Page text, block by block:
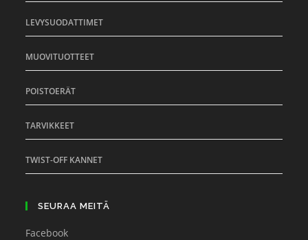
LEVYSUODATTIMET
MUOVITUOTTEET
POISTOERÄT
TARVIKKEET
TWIST-OFF KANNET
SEURAA MEITÄ
Facebook